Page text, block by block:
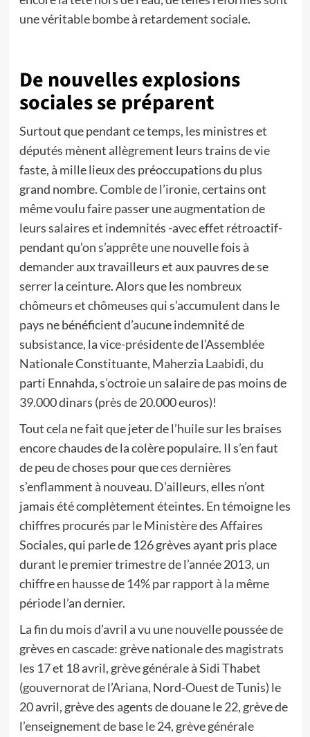
une véritable bombe à retardement sociale.
De nouvelles explosions
sociales se préparent
Surtout que pendant ce temps, les ministres et
députés mènent allègrement leurs trains de vie
faste, à mille lieux des préoccupations du plus
grand nombre. Comble de l’ironie, certains ont
même voulu faire passer une augmentation de
leurs salaires et indemnités -avec effet rétroactif-
pendant qu’on s’apprête une nouvelle fois à
demander aux travailleurs et aux pauvres de se
serrer la ceinture. Alors que les nombreux
chômeurs et chômeuses qui s’accumulent dans le
pays ne bénéficient d’aucune indemnité de
subsistance, la vice-présidente de l’Assemblée
Nationale Constituante, Maherzia Laabidi, du
parti Ennahda, s’octroie un salaire de pas moins de
39.000 dinars (près de 20.000 euros)!
Tout cela ne fait que jeter de l’huile sur les braises
encore chaudes de la colère populaire. Il s’en faut
de peu de choses pour que ces dernières
s’enflamment à nouveau. D’ailleurs, elles n’ont
jamais été complètement éteintes. En témoigne les
chiffres procurés par le Ministère des Affaires
Sociales, qui parle de 126 grèves ayant pris place
durant le premier trimestre de l’année 2013, un
chiffre en hausse de 14% par rapport à la même
période l’an dernier.
La fin du mois d’avril a vu une nouvelle poussée de
grèves en cascade: grève nationale des magistrats
les 17 et 18 avril, grève générale à Sidi Thabet
(gouvernorat de l’Ariana, Nord-Ouest de Tunis) le
20 avril, grève des agents de douane le 22, grève de
l’enseignement de base le 24, grève générale